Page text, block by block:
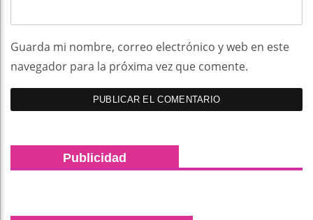
Guarda mi nombre, correo electrónico y web en este
navegador para la próxima vez que comente.
Publicidad